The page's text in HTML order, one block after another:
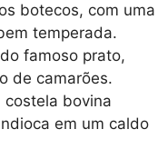
botecos, com uma
temperada.
famoso prato,
de camarões.
bovina
em um caldo